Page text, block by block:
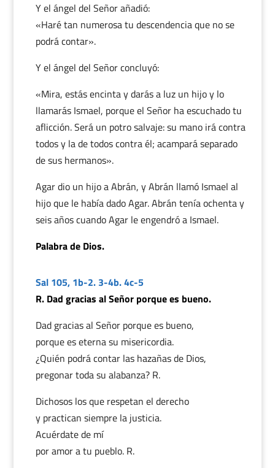
Y el ángel del Señor añadió:
«Haré tan numerosa tu descendencia que no se
podrá contar».
Y el ángel del Señor concluyó:
«Mira, estás encinta y darás a luz un hijo y lo
llamarás Ismael, porque el Señor ha escuchado tu
aflicción. Será un potro salvaje: su mano irá contra
todos y la de todos contra él; acampará separado
de sus hermanos».
Agar dio un hijo a Abrán, y Abrán llamó Ismael al
hijo que le había dado Agar. Abrán tenía ochenta y
seis años cuando Agar le engendró a Ismael.
Palabra de Dios.
Sal 105, 1b-2. 3-4b. 4c-5
R. Dad gracias al Señor porque es bueno.
Dad gracias al Señor porque es bueno,
porque es eterna su misericordia.
¿Quién podrá contar las hazañas de Dios,
pregonar toda su alabanza? R.
Dichosos los que respetan el derecho
y practican siempre la justicia.
Acuérdate de mí
por amor a tu pueblo. R.